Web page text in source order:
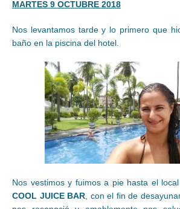
MARTES 9 OCTUBRE 2018
Nos levantamos tarde y lo primero que
baño en la piscina del hotel.
Nos vestimos y fuimos a pie hasta el
COOL JUICE BAR, con el fin de